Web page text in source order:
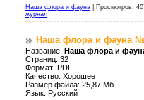
Наша флора и фауна
Просмотров:
журнал
Наша флора и фауна
Название: Наша флора и
Страниц: 32
Формат: PDF
Качество: Хорошее
Размер файла: 25,87 Мб
Язык: Русский